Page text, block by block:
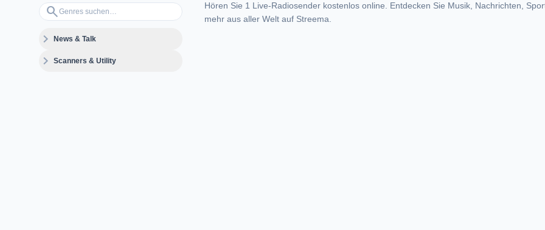
search
Genres suchen…
expand_moreNews & Talk
expand_moreScanners & Utility
Hören Sie 1 Live-Radiosender kostenlos online. Entdecken Sie Musik, Nachrichten,
mehr aus aller Welt auf Streema.